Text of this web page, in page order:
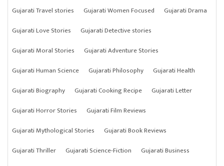
Gujarati Travel stories
Gujarati Women Focused
Gujarati Drama
Gujarati Love Stories
Gujarati Detective stories
Gujarati Moral Stories
Gujarati Adventure Stories
Gujarati Human Science
Gujarati Philosophy
Gujarati Health
Gujarati Biography
Gujarati Cooking Recipe
Gujarati Letter
Gujarati Horror Stories
Gujarati Film Reviews
Gujarati Mythological Stories
Gujarati Book Reviews
Gujarati Thriller
Gujarati Science-Fiction
Gujarati Business